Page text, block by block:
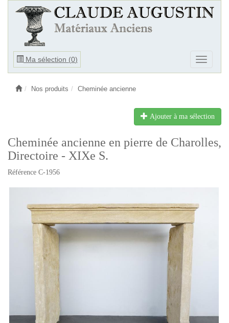
Ma sélection (0)
Ouvrir
Ouvrir
le
Nos produits Cheminée ancienne
Ajouter à ma sélection
Cheminée ancienne en pierre de Charolles,
Directoire - XIXe S.
Référence C-1956